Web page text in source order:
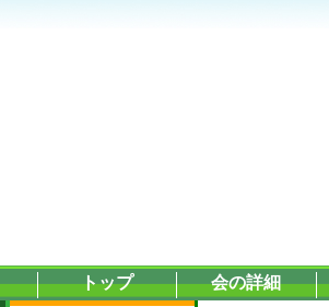
トップ 会の詳細